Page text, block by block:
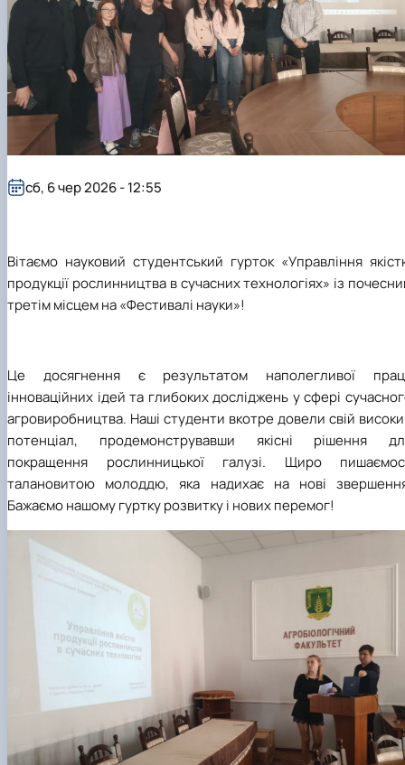
Вітаємо науковий студентський гурток «Управління
продукції рослинництва в сучасних технологіях» із
третім місцем на «Фестивалі науки»!
Це досягнення є результатом наполегливої
інноваційних ідей та глибоких досліджень у сфері
агровиробництва. Наші студенти вкотре довели свій
потенціал, продемонструвавши якісні рішення
покращення рослинницької галузі. Щиро
талановитою молоддю, яка надихає на нові
Бажаємо нашому гуртку розвитку і нових перемог!
сб, 6 чер 2026 - 12:55